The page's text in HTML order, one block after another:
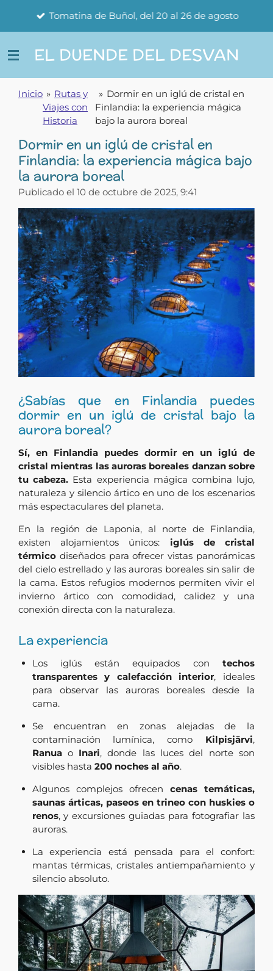
principal
Tomatina de Buñol, del 20 al 26 de agosto
EL DUENDE DEL DESVAN
Inicio » Rutas y
Viajes con
Historia
» Dormir en un iglú de cristal en
Finlandia: la experiencia mágica
bajo la aurora boreal
Dormir en un iglú de cristal en
Finlandia: la experiencia mágica bajo
la aurora boreal
Publicado el 10 de octubre de 2025, 9:41
¿Sabías que en Finlandia puedes
dormir en un iglú de cristal bajo la
aurora boreal?
Sí, en Finlandia puedes dormir en un iglú de
cristal mientras las auroras boreales danzan sobre
tu cabeza. Esta experiencia mágica combina lujo,
naturaleza y silencio ártico en uno de los escenarios
más espectaculares del planeta.
En la región de Laponia, al norte de Finlandia,
existen alojamientos únicos: iglús de cristal
térmico diseñados para ofrecer vistas panorámicas
del cielo estrellado y las auroras boreales sin salir de
la cama. Estos refugios modernos permiten vivir el
invierno ártico con comodidad, calidez y una
conexión directa con la naturaleza.
La experiencia
Los iglús están equipados con techos
transparentes y calefacción interior, ideales
para observar las auroras boreales desde la
cama.
Se encuentran en zonas alejadas de la
contaminación lumínica, como Kilpisjärvi,
Ranuao Inari, donde las luces del norte son
visibles hasta 200 noches al año.
Algunos complejos ofrecen cenas temáticas,
saunas árticas, paseos en trineo con huskies o
renos, y excursiones guiadas para fotografiar las
auroras.
La experiencia está pensada para el confort:
mantas térmicas, cristales antiempañamiento y
silencio absoluto.